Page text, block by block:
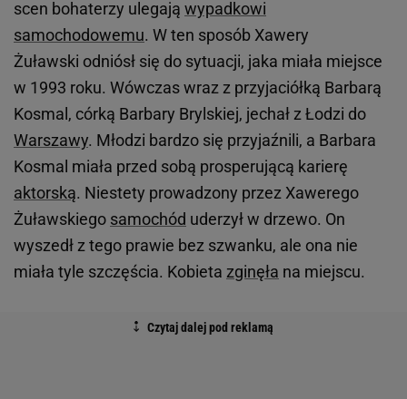
scen bohaterzy ulegają wypadkowi
samochodowemu. W ten sposób Xawery
Żuławski odniósł się do sytuacji, jaka miała miejsce
w 1993 roku. Wówczas wraz z przyjaciółką Barbarą
Kosmal, córką Barbary Brylskiej, jechał z Łodzi do
Warszawy. Młodzi bardzo się przyjaźnili, a Barbara
Kosmal miała przed sobą prosperującą karierę
aktorską. Niestety prowadzony przez Xawerego
Żuławskiego samochód uderzył w drzewo. On
wyszedł z tego prawie bez szwanku, ale ona nie
miała tyle szczęścia. Kobieta zginęła na miejscu.